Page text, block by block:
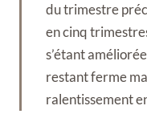
du trimestre
en cinq
s’étant
restant ferme
ralentissement